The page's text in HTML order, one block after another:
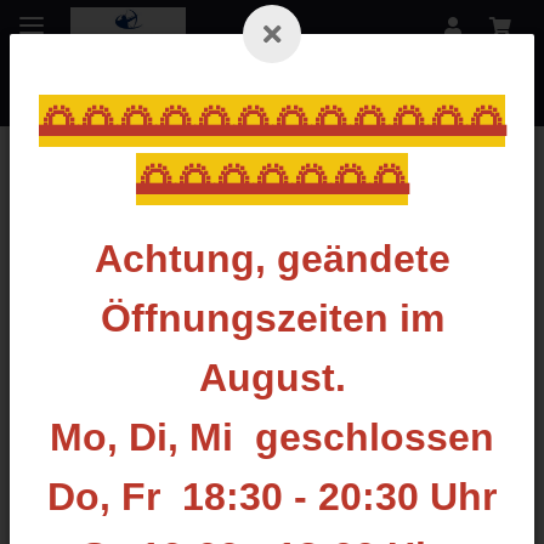
🌅🌅🌅🌅🌅🌅🌅🌅🌅🌅🌅🌅
🌅🌅🌅🌅🌅🌅🌅
Achtung, geändete
Öffnungszeiten im
August.
Mo, Di, Mi geschlossen
Do, Fr 18:30 - 20:30 Uhr
Compoundbogen